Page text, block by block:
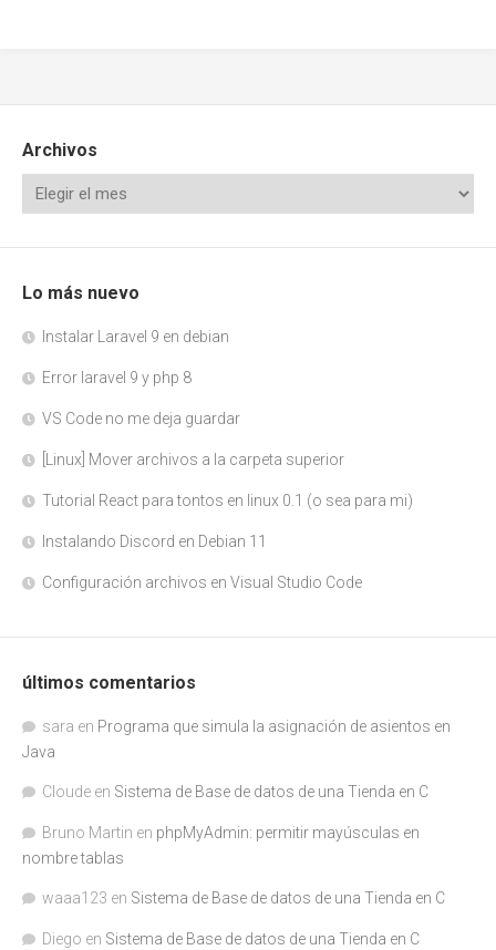
Archivos
Lo más nuevo
Instalar Laravel 9 en debian
Error laravel 9 y php 8
VS Code no me deja guardar
[Linux] Mover archivos a la carpeta superior
Tutorial React para tontos en linux 0.1 (o sea para mi)
Instalando Discord en Debian 11
Configuración archivos en Visual Studio Code
últimos comentarios
sara en Programa que simula la asignación de asientos en
Java
Cloude en Sistema de Base de datos de una Tienda en C
Bruno Martin en phpMyAdmin: permitir mayúsculas en
nombre tablas
waaa123 en Sistema de Base de datos de una Tienda en C
Diego en Sistema de Base de datos de una Tienda en C